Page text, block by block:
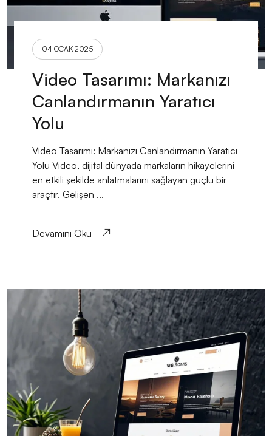
04 OCAK 2025
Video Tasarımı: Markanızı
Canlandırmanın Yaratıcı
Yolu
Video Tasarımı: Markanızı Canlandırmanın Yaratıcı
Yolu Video, dijital dünyada markaların hikayelerini
en etkili şekilde anlatmalarını sağlayan güçlü bir
araçtır. Gelişen ...
Devamını Oku